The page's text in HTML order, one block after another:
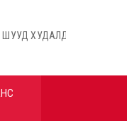
АВАХ ТАЛААРХ ЗАРЛАЛ